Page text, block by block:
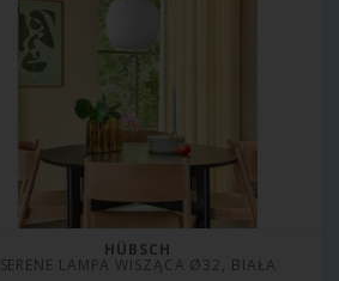
HÜBSCH
SERENE LAMPA WISZĄCA Ø32, BIAŁA